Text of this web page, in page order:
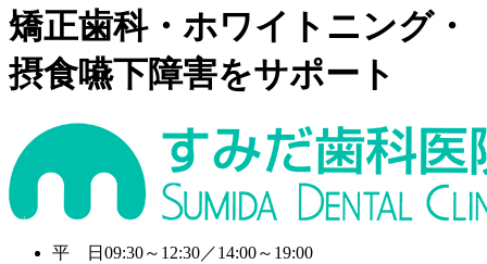
矯正歯科・ホワイトニング・
摂食嚥下障害をサポート
平 日 09:30～12:30／14:00～19:00